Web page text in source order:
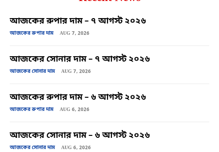
আজকের রুপার দাম – ৭ আগস্ট ২০২৬
আজকের রুপার দাম AUG 7, 2026
আজকের সোনার দাম – ৭ আগস্ট ২০২৬
আজকের সোনার দাম AUG 7, 2026
আজকের রুপার দাম – ৬ আগস্ট ২০২৬
আজকের রুপার দাম AUG 6, 2026
আজকের সোনার দাম – ৬ আগস্ট ২০২৬
আজকের সোনার দাম AUG 6, 2026